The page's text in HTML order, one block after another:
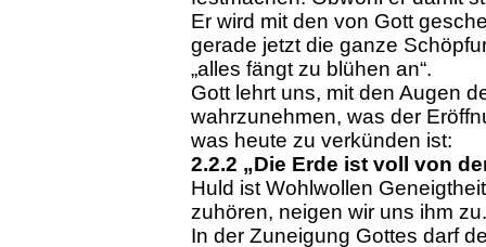
Er wird mit den von Gott
gerade jetzt die ganze
„alles fängt zu blühen an“.
Gott lehrt uns, mit den Augen
wahrzunehmen, was der
was heute zu verkünden ist:
2.2.2 „Die Erde ist voll von
Huld ist Wohlwollen
zuhören, neigen wir uns ihm zu.
In der Zuneigung Gottes darf